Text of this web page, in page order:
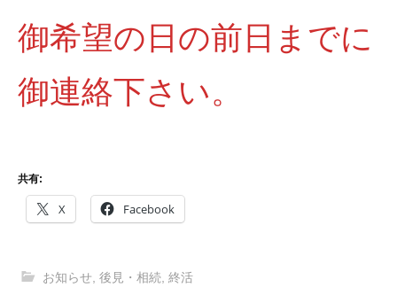
御希望の日の前日までに
御連絡下さい。
共有:
X Facebook
お知らせ 後見・相続 終活